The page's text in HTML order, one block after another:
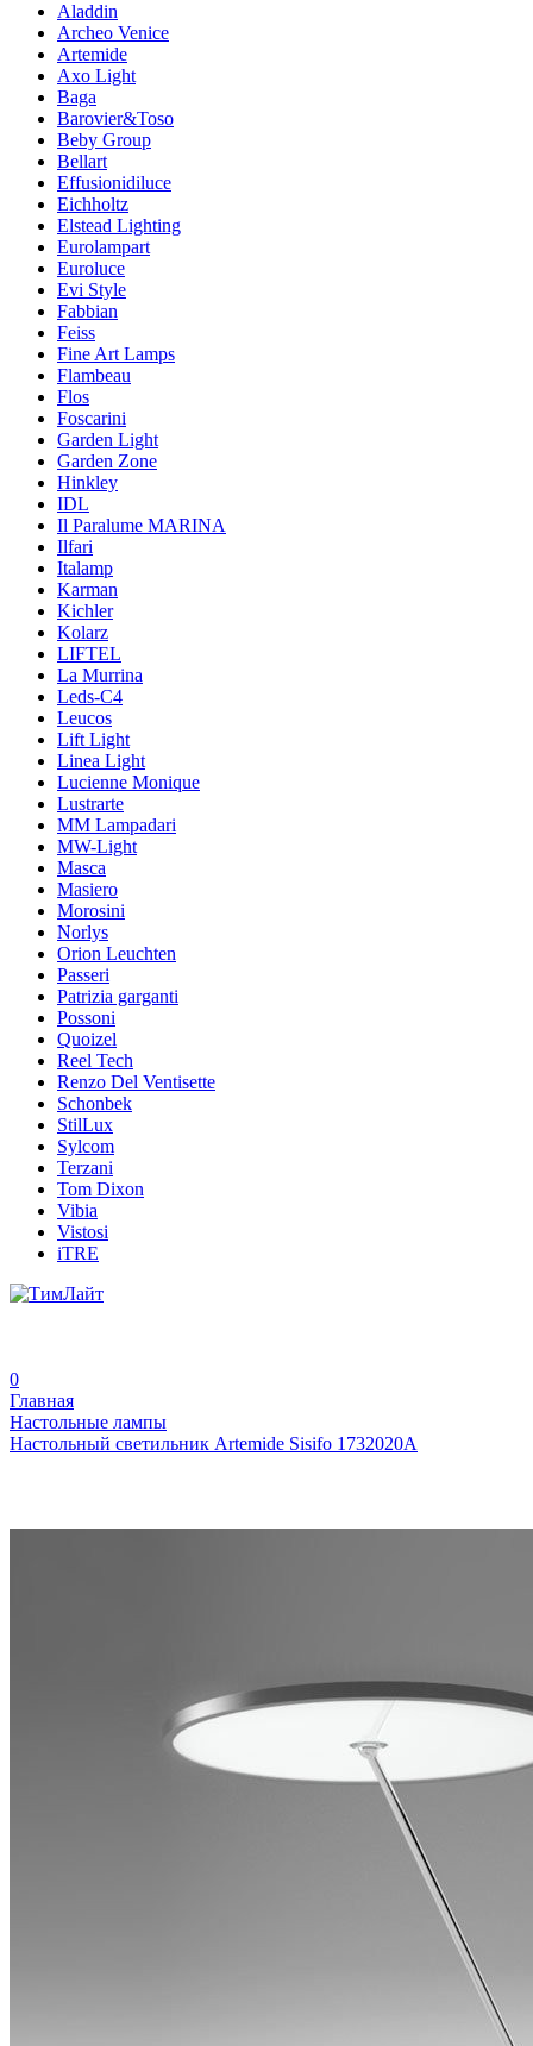
Aladdin
Archeo Venice
Artemide
Axo Light
Baga
Barovier&Toso
Beby Group
Bellart
Effusionidiluce
Eichholtz
Elstead Lighting
Eurolampart
Euroluce
Evi Style
Fabbian
Feiss
Fine Art Lamps
Flambeau
Flos
Foscarini
Garden Light
Garden Zone
Hinkley
IDL
Il Paralume MARINA
Ilfari
Italamp
Karman
Kichler
Kolarz
LIFTEL
La Murrina
Leds-C4
Leucos
Lift Light
Linea Light
Lucienne Monique
Lustrarte
MM Lampadari
MW-Light
Masca
Masiero
Morosini
Norlys
Orion Leuchten
Passeri
Patrizia garganti
Possoni
Quoizel
Reel Tech
Renzo Del Ventisette
Schonbek
StilLux
Sylcom
Terzani
Tom Dixon
Vibia
Vistosi
iTRE
0
Главная
Настольные лампы
Настольный светильник Artemide Sisifo 1732020A